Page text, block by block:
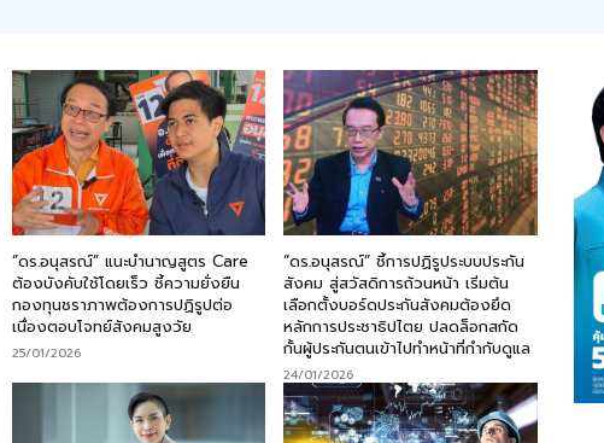
“ดร.อนุสรณ์” แนะบำนาญสูตร Care
ต้องบังคับใช้โดยเร็ว ชี้ความยั่งยืน
กองทุนชราภาพต้องการปฏิรูปต่อ
เนื่องตอบโจทย์สังคมสูงวัย
25/01/2026
“ดร.อนุสรณ์” ชี้การปฏิรูประบบประกัน
สังคม สู่สวัสดิการถ้วนหน้า เริ่มต้น
เลือกตั้งบอร์ดประกันสังคมต้องยึด
หลักการประชาธิปไตย ปลดล็อกสกัด
กั้นผู้ประกันตนเข้าไปทำหน้าที่กำกับดูแล
24/01/2026